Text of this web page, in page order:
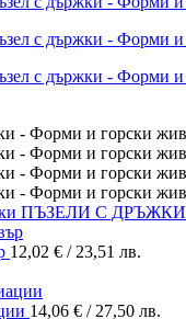
ПЪЗЕЛИ С ДРЪЖКИ
12,02 € / 23,51 лв.
14,06 € / 27,50 лв.